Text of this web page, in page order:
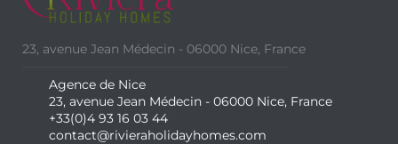
23, avenue Jean Médecin - 06000 Nice, France
Agence de Nice
23, avenue Jean Médecin - 06000 Nice, France
+33(0)4 93 16 03 44
contact@rivieraholidayhomes.com